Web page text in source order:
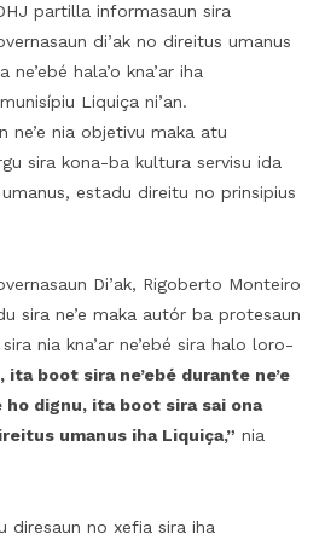
partilla informasaun sira
di’ak no direitus umanus
hala’o kna’ar iha
Liquiça ni’an.
ne’e nia objetivu maka atu
sira kona-ba kultura servisu ida
estadu direitu no prinsipius
Di’ak, Rigoberto Monteiro
sira ne’e maka autór ba protesaun
nia kna’ar ne’ebé sira halo loro-
ita boot sira ne’ebé durante ne’e
ho dignu, ita boot sira sai ona
umanus iha Liquiça,” nia
diresaun no xefia sira iha